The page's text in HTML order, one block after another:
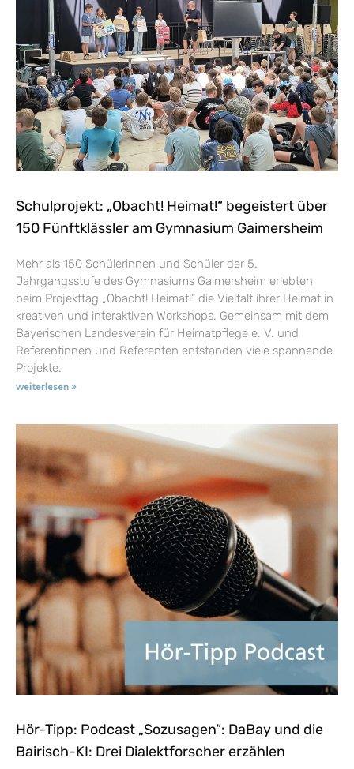
Schulprojekt: „Obacht! Heimat!“ begeistert über
150 Fünftklässler am Gymnasium Gaimersheim
Mehr als 150 Schülerinnen und Schüler der 5.
Jahrgangsstufe des Gymnasiums Gaimersheim erlebten
beim Projekttag „Obacht! Heimat!“ die Vielfalt ihrer Heimat in
kreativen und interaktiven Workshops. Gemeinsam mit dem
Bayerischen Landesverein für Heimatpflege e. V. und
Referentinnen und Referenten entstanden viele spannende
Projekte.
weiterlesen »
Hör-Tipp: Podcast „Sozusagen“: DaBay und die
Bairisch-KI: Drei Dialektforscher erzählen